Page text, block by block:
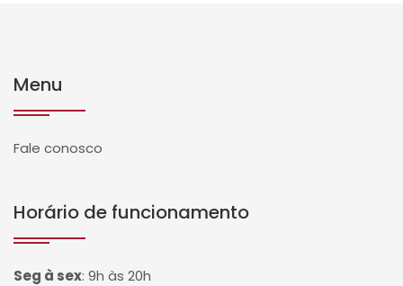
Menu
Fale conosco
Horário de funcionamento
Seg à sex: 9h às 20h